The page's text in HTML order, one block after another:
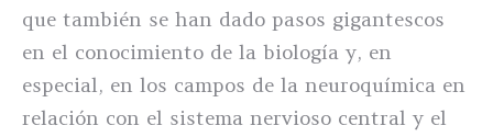
que también se han dado pasos gigantescos
en el conocimiento de la biología y, en
especial, en los campos de la neuroquímica en
relación con el sistema nervioso central y el